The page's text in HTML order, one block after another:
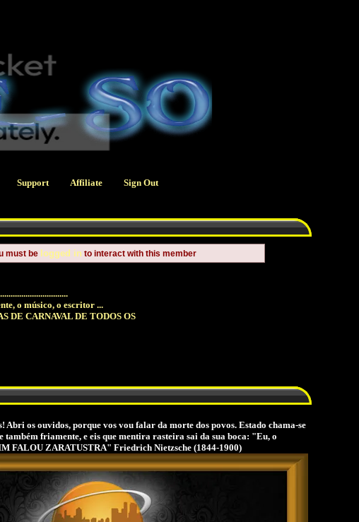
Support Affiliate Sign Out
must be logged in to interact with this member
o músico, o escritor ...
DE CARNAVAL DE TODOS OS
Abri os ouvidos, porque vos vou falar da morte dos povos. Estado chama-se
também friamente, e eis que mentira rasteira sai da sua boca: "Eu, o
FALOU ZARATUSTRA" Friedrich Nietzsche (1844-1900)